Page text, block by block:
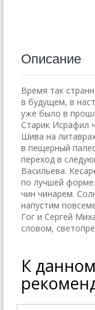
Описание
Время так
в будущем, в
уже было в
Старик Исрафил
Шива на
в пещерный
переход в
Васильева.
по лучшей
чин чинарем.
напустим
Гог и Сергей
словом,
К